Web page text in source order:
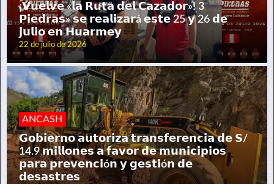
¡𝗩𝘂𝗲𝗹𝘃𝗲 «𝗹𝗮 𝗥𝘂𝘁𝗮 𝗱𝗲𝗹 𝗖𝗮𝘇𝗮𝗱𝗼𝗿»! 3
𝗣𝗶𝗲𝗱𝗿𝗮𝘀» 𝘀𝗲 𝗿𝗲𝗮𝗹𝗶𝘇𝗮𝗿á 𝗲𝘀𝘁𝗲 25 𝘆 26 𝗱𝗲
𝗷𝘂𝗹𝗶𝗼 𝗲𝗻 𝗛𝘂𝗮𝗿𝗺𝗲𝘆
22 de julio de 2026
ANCASH
𝗚𝗼𝗯𝗶𝗲𝗿𝗻𝗼 𝗮𝘂𝘁𝗼𝗿𝗶𝘇𝗮 𝘁𝗿𝗮𝗻𝘀𝗳𝗲𝗿𝗲𝗻𝗰𝗶𝗮 𝗱𝗲 𝗦/
14.9 𝗺𝗶𝗹𝗹𝗼𝗻𝗲𝘀 𝗮 𝗳𝗮𝘃𝗼𝗿 𝗱𝗲 𝗺𝘂𝗻𝗶𝗰𝗶𝗽𝗶𝗼𝘀
𝗽𝗮𝗿𝗮 𝗽𝗿𝗲𝘃𝗲𝗻𝗰𝗶ó𝗻 𝘆 𝗴𝗲𝘀𝘁𝗶ó𝗻 𝗱𝗲
𝗱𝗲𝘀𝗮𝘀𝘁𝗿𝗲𝘀